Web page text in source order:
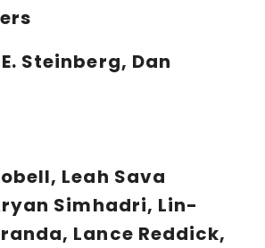
Steinberg, Dan
Leah Sava
Simhadri, Lin-
Lance Reddick,